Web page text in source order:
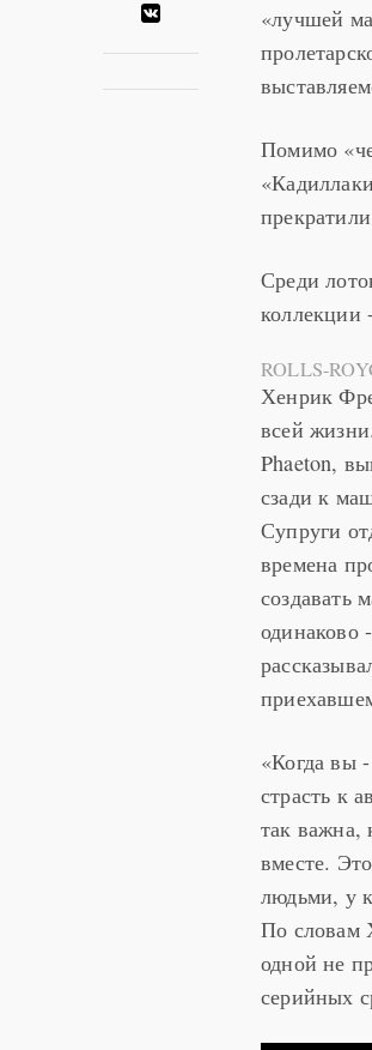
«лучшей
Помимо
Среди
коллекции
ROLLS-
Хенрик
всей
Phaeton,
сзади к
Супруги
времена
создавать
одинаково
«Когда вы
страсть к
так важна,
вместе.
людьми, у
По словам
одной не
серийных